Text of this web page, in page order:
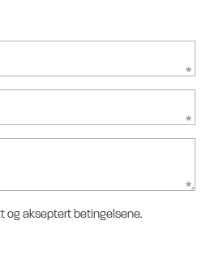
og akseptert betingelsene.